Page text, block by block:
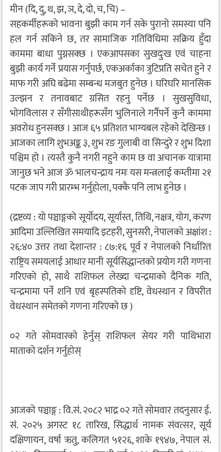
मीन (दि, दु, थ, झ, ञ, दे, दो, च, चि) –
सहकर्मीहरूको भावना बुझी काम गर्न सके पुरानो समस्या पनि
हल गर्न सकिने छ, तर सामाजिक गतिविधिमा सक्रिय हुँदा
काममा बाधा पुग्नसक्छ । एकआपसका सुखदुःख एवं चाहना
बुझी कार्य गर्ने प्रयास गर्नुपर्छ, एकअर्काका त्रुटिप्रति सचेत हुने र
माफ गरी अघि बढेमा सम्बन्ध मजबुत हुनेछ । घरिघरि मानसिक
उल्झन र तनावबाट ग्रसित रहनु पर्नेछ । सुखसुविधा,
भोगविलास र सँगीसाथीहरूसँग भुलिनाले गर्नैपर्ने कुनै काममा
अवरोध हुनसक्छ । आज ६५ प्रतिशत भाग्यबल रहेको देखिन्छ ।
आजका लागि शुभअङ्क ३, शुभ रङ गुलाबी वा सिन्दुरे र शुभ दिशा
पश्चिम हो । त्यस्तै कुनै नगरी नहुने काम छ वा अचानक यात्रामा
जानुछ भने आज ॐ भालचन्द्राय नमः यस मन्त्रलाई कम्तीमा २१
पटक जाप गरी प्रारम्भ गर्नुहोला, पक्कै पनि लाभ हुनेछ ।
(द्रष्टव्य : यो पञ्चाङ्गको सूर्योदय, सूर्यास्त, तिथि, नक्षत्र, योग, करण
आदिमा उल्लिखित समयादि इटहरी, सुनसरी, नेपालको अक्षांश :
२६:४० उत्तर तथा देशान्तर : ८७:१६ पूर्व र नेपालको निर्धारित
राष्ट्रिय समयलाई आधार मानी सूर्यसिद्धान्तको प्रयोग गरी गणना
गरिएको हो, साथै राशिफल लेख्दा चन्द्रमाको दैनिक गति,
चन्द्रमामा पर्ने शनि एवं बृहस्पतिको दृष्टि, वेधस्थान र विपरीत
वेधस्थान समेतको गणना गरिएको छ )
०२ गते सोमवारको हेर्नुस् राशिफल सेयर गरी पाथिभारा
माताको दर्शन गर्नुहोस्
आजको पञ्चाङ्ग : वि.सं. २०८२ भाद्र ०२ गते सोमवार तदनुसार ई.
सं. २०२५ अगस्ट १८ तारिख, सिद्धार्थ नामक संवत्सर, सूर्य
दक्षिणायन, वर्षा ऋतु, कलिगत ५१२६, शाके १९४७, नेपाल सं.